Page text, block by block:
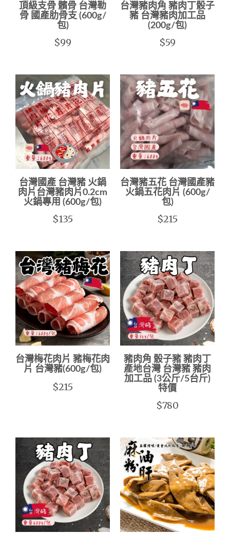
頂級支骨 髕骨 台灣勒
骨 國產肋骨支 (600g/
包)
$99
台灣豬肉角 豬肉丁骰子
豬 台灣豬肉加工品
(200g/包)
$59
台灣國產 台灣豬 火鍋
肉片台灣豬肉片0.2cm
火鍋專用 (600g/包)
$135
台灣豬五花 台灣國產豬
火鍋五花肉片 (600g/
包)
$215
台灣梅花肉片 豬梅花肉
片 台灣豬(600g/包)
$215
豬肉角 骰子豬 豬肉丁
產地台灣 台灣豬 豬肉
加工品 (3公斤/5台斤)
特價
$780